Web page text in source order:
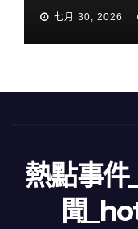
七月 30, 2026
熱點事件
聞